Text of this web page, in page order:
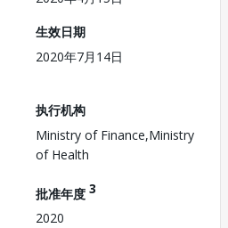
生效日期
2020年7月14日
执行机构
Ministry of Finance,Ministry
of Health
批准年度 3
2020